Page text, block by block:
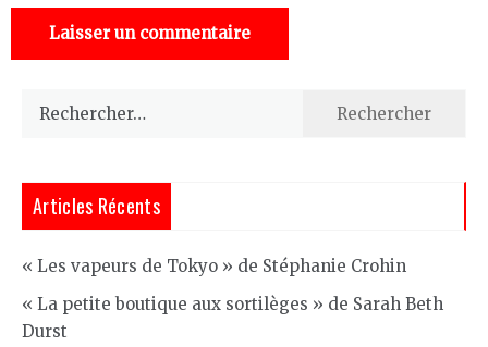
Rechercher :
Articles Récents
« Les vapeurs de Tokyo » de Stéphanie Crohin
« La petite boutique aux sortilèges » de Sarah Beth
Durst